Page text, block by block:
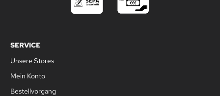
SERVICE
Unsere Stores
Mein Konto
Bestellvorgang